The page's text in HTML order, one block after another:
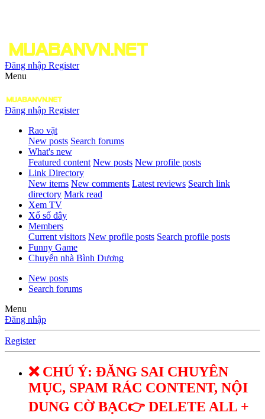
Đăng nhập Register
Menu
Đăng nhập Register
Rao vặt
New posts Search forums
What's new
Featured content New posts New profile posts
Link Directory
New items New comments Latest reviews Search link
directory Mark read
Xem TV
Xổ số đây
Members
Current visitors New profile posts Search profile posts
Funny Game
Chuyển nhà Bình Dương
New posts
Search forums
Menu
Đăng nhập
Register
❌ CHÚ Ý: ĐĂNG SAI CHUYÊN
MỤC, SPAM RÁC CONTENT, NỘI
DUNG CỜ BẠC👉 DELETE ALL +